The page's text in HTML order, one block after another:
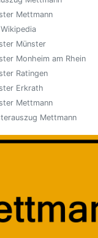
Mettmann
Münster
Monheim am Rhein
Ratingen
Erkrath
Mettmann
Mettmann